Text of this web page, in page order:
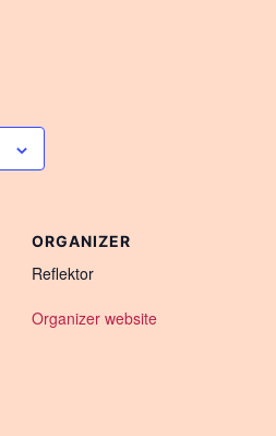
ORGANIZER
Reflektor
Organizer website